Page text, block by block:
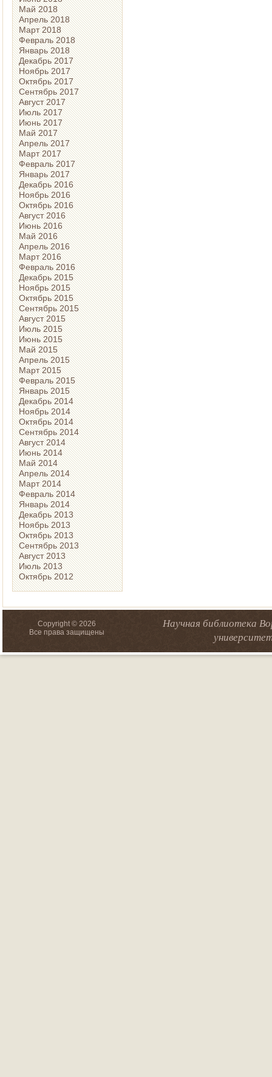
Май 2018
Апрель 2018
Март 2018
Февраль 2018
Январь 2018
Декабрь 2017
Ноябрь 2017
Октябрь 2017
Сентябрь 2017
Август 2017
Июль 2017
Июнь 2017
Май 2017
Апрель 2017
Март 2017
Февраль 2017
Январь 2017
Декабрь 2016
Ноябрь 2016
Октябрь 2016
Август 2016
Июнь 2016
Май 2016
Апрель 2016
Март 2016
Февраль 2016
Декабрь 2015
Ноябрь 2015
Октябрь 2015
Сентябрь 2015
Август 2015
Июль 2015
Июнь 2015
Май 2015
Апрель 2015
Март 2015
Февраль 2015
Январь 2015
Декабрь 2014
Ноябрь 2014
Октябрь 2014
Сентябрь 2014
Август 2014
Июнь 2014
Май 2014
Апрель 2014
Март 2014
Февраль 2014
Январь 2014
Декабрь 2013
Ноябрь 2013
Октябрь 2013
Сентябрь 2013
Август 2013
Июль 2013
Октябрь 2012
Copyright © 2026
Все права защищены
Научная библиотека